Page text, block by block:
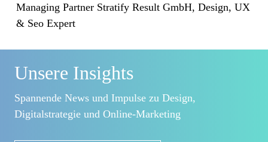
Managing Partner Stratify Result GmbH, Design, UX
& Seo Expert
Unsere Insights
Spannende News und Impulse zu Design,
Digitalstrategie und Online-Marketing